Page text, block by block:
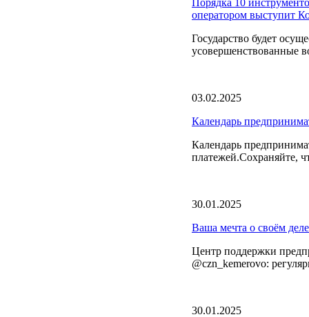
оператором выступит
Государство будет
усовершенствованные
03.02.2025
Календарь
Календарь
платежей.Сохраняйте,
30.01.2025
Ваша мечта о своём
Центр поддержки
@czn_kemerovo:
30.01.2025